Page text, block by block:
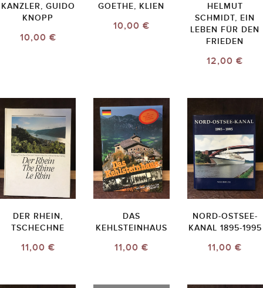
KANZLER, GUIDO
KNOPP
10,00 €
GOETHE, KLIEN
10,00 €
HELMUT
SCHMIDT, EIN
LEBEN FÜR DEN
FRIEDEN
12,00 €
DER RHEIN,
TSCHECHNE
11,00 €
DAS
KEHLSTEINHAUS
11,00 €
NORD-OSTSEE-
KANAL 1895-1995
11,00 €